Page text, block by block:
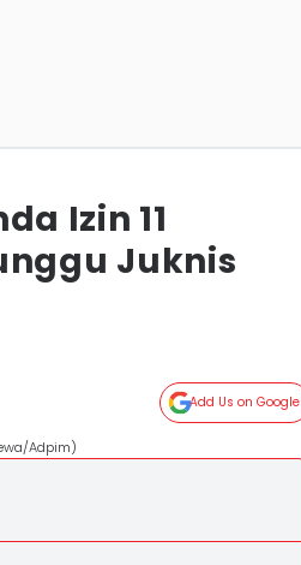
Izin 11
Juknis
Add Us on Google
Adpim)